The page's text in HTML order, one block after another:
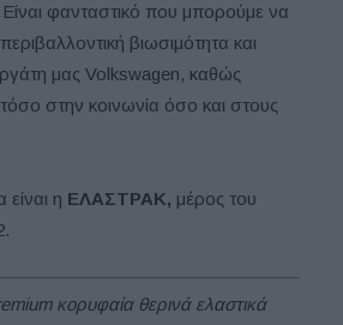
Είναι φανταστικό που μπορούμε να
βιωσιμότητα και
μας Volkswagen, καθώς
στην κοινωνία όσο και στους
η ΕΛΑΣΤΡΑΚ, μέρος του
κορυφαία θερινά ελαστικά